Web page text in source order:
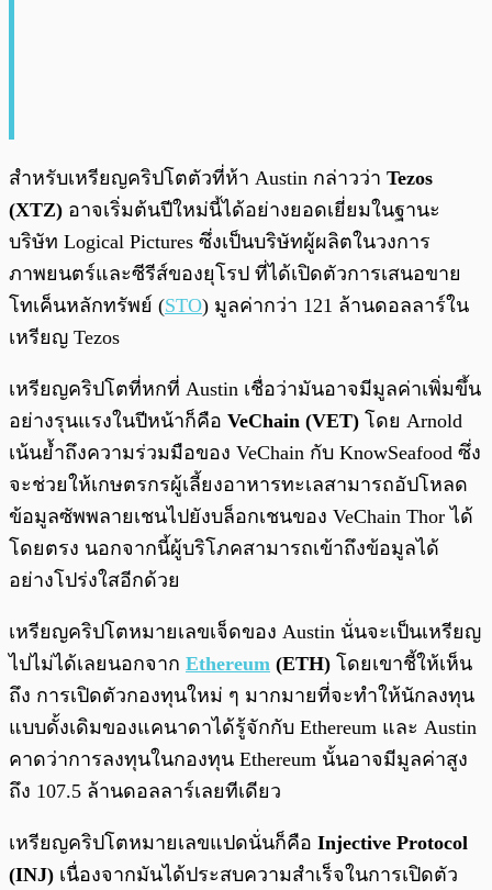
สำหรับเหรียญคริปโตตัวที่ห้า Austin กล่าวว่า Tezos
(XTZ) อาจเริ่มต้นปีใหม่นี้ได้อย่างยอดเยี่ยมในฐานะ
บริษัท Logical Pictures ซึ่งเป็นบริษัทผู้ผลิตในวงการ
ภาพยนตร์และซีรีส์ของยุโรป ที่ได้เปิดตัวการเสนอขาย
โทเค็นหลักทรัพย์ (STO) มูลค่ากว่า 121 ล้านดอลลาร์ใน
เหรียญ Tezos
เหรียญคริปโตที่หกที่ Austin เชื่อว่ามันอาจมีมูลค่าเพิ่มขึ้น
อย่างรุนแรงในปีหน้าก็คือ VeChain (VET) โดย Arnold
เน้นย้ำถึงความร่วมมือของ VeChain กับ KnowSeafood ซึ่ง
จะช่วยให้เกษตรกรผู้เลี้ยงอาหารทะเลสามารถอัปโหลด
ข้อมูลซัพพลายเชนไปยังบล็อกเชนของ VeChain Thor ได้
โดยตรง นอกจากนี้ผู้บริโภคสามารถเข้าถึงข้อมูลได้
อย่างโปร่งใสอีกด้วย
เหรียญคริปโตหมายเลขเจ็ดของ Austin นั่นจะเป็นเหรียญ
ไปไม่ได้เลยนอกจาก Ethereum (ETH) โดยเขาชี้ให้เห็น
ถึง การเปิดตัวกองทุนใหม่ ๆ มากมายที่จะทำให้นักลงทุน
แบบดั้งเดิมของแคนาดาได้รู้จักกับ Ethereum และ Austin
คาดว่าการลงทุนในกองทุน Ethereum นั้นอาจมีมูลค่าสูง
ถึง 107.5 ล้านดอลลาร์เลยทีเดียว
เหรียญคริปโตหมายเลขแปดนั่นก็คือ Injective Protocol
(INJ) เนื่องจากมันได้ประสบความสำเร็จในการเปิดตัว